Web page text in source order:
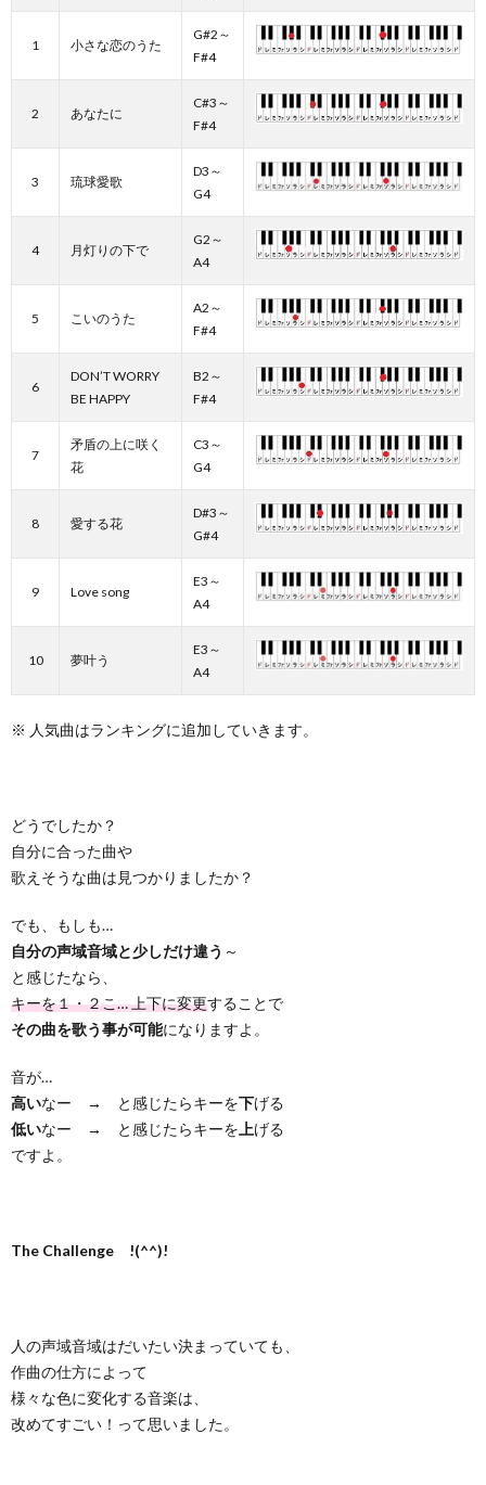
1 小さな恋のうた
G#2～
F#4
2 あなたに
C#3～
F#4
3 琉球愛歌
D3～
G4
4 月灯りの下で
G2～
A4
5 こいのうた
A2～
F#4
6
DON’T WORRY
BE HAPPY
B2～
F#4
7
矛盾の上に咲く
花
C3～
G4
8 愛する花
D#3～
G#4
9 Love song
E3～
A4
10 夢叶う
E3～
A4
※ 人気曲はランキングに追加していきます。
どうでしたか？
自分に合った曲や
歌えそうな曲は見つかりましたか？
でも、もしも…
自分の声域音域と少しだけ違う ～
と感じたなら、
キーを１・２こ… 上下に変更することで
その曲を歌う事が可能になりますよ。
音が…
高いなー → と感じたらキーを下げる
低いなー → と感じたらキーを 上げる
ですよ。
The Challenge !(^^)!
人の声域音域はだいたい決まっていても、
作曲の仕方によって
様々な色に変化する音楽は、
改めてすごい！って思いました。